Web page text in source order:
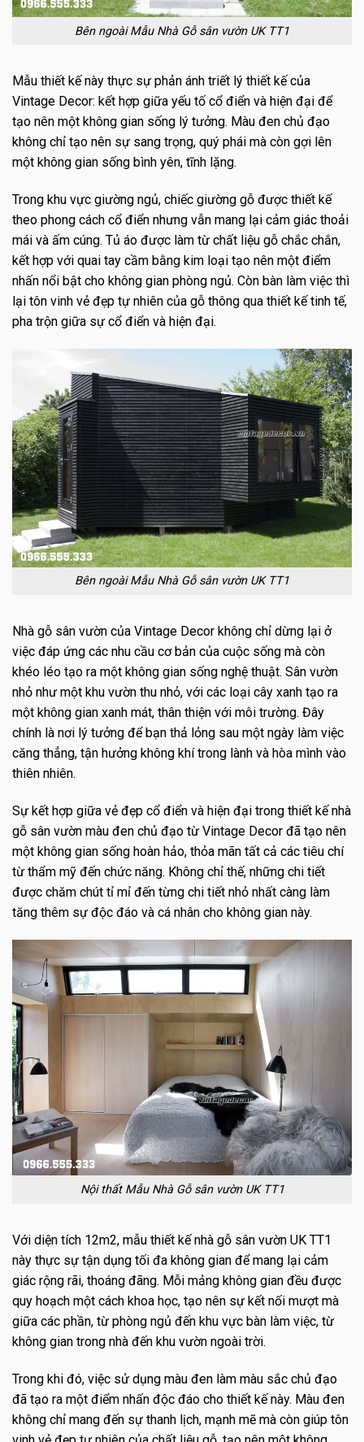
Bên ngoài Mẫu Nhà Gỗ sân vườn UK TT1
Mẫu thiết kế này thực sự phản ánh triết lý thiết kế của
Vintage Decor: kết hợp giữa yếu tố cổ điển và hiện đại để
tạo nên một không gian sống lý tưởng. Màu đen chủ đạo
không chỉ tạo nên sự sang trọng, quý phái mà còn gợi lên
một không gian sống bình yên, tĩnh lặng.
Trong khu vực giường ngủ, chiếc giường gỗ được thiết kế
theo phong cách cổ điển nhưng vẫn mang lại cảm giác thoải
mái và ấm cúng. Tủ áo được làm từ chất liệu gỗ chắc chắn,
kết hợp với quai tay cầm bằng kim loại tạo nên một điểm
nhấn nổi bật cho không gian phòng ngủ. Còn bàn làm việc thì
lại tôn vinh vẻ đẹp tự nhiên của gỗ thông qua thiết kế tinh tế,
pha trộn giữa sự cổ điển và hiện đại.
Bên ngoài Mẫu Nhà Gỗ sân vườn UK TT1
Nhà gỗ sân vườn của Vintage Decor không chỉ dừng lại ở
việc đáp ứng các nhu cầu cơ bản của cuộc sống mà còn
khéo léo tạo ra một không gian sống nghệ thuật. Sân vườn
nhỏ như một khu vườn thu nhỏ, với các loại cây xanh tạo ra
một không gian xanh mát, thân thiện với môi trường. Đây
chính là nơi lý tưởng để bạn thả lỏng sau một ngày làm việc
căng thẳng, tận hưởng không khí trong lành và hòa mình vào
thiên nhiên.
Sự kết hợp giữa vẻ đẹp cổ điển và hiện đại trong thiết kế nhà
gỗ sân vườn màu đen chủ đạo từ Vintage Decor đã tạo nên
một không gian sống hoàn hảo, thỏa mãn tất cả các tiêu chí
từ thẩm mỹ đến chức năng. Không chỉ thế, những chi tiết
được chăm chút tỉ mỉ đến từng chi tiết nhỏ nhất càng làm
tăng thêm sự độc đáo và cá nhân cho không gian này.
Nội thất Mẫu Nhà Gỗ sân vườn UK TT1
Với diện tích 12m2, mẫu thiết kế nhà gỗ sân vườn UK TT1
này thực sự tận dụng tối đa không gian để mang lại cảm
giác rộng rãi, thoáng đãng. Mỗi mảng không gian đều được
quy hoạch một cách khoa học, tạo nên sự kết nối mượt mà
giữa các phần, từ phòng ngủ đến khu vực bàn làm việc, từ
không gian trong nhà đến khu vườn ngoài trời.
Trong khi đó, việc sử dụng màu đen làm màu sắc chủ đạo
đã tạo ra một điểm nhấn độc đáo cho thiết kế này. Màu đen
không chỉ mang đến sự thanh lịch, mạnh mẽ mà còn giúp tôn